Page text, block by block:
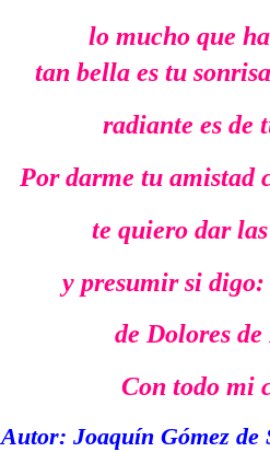
lo mucho que
tan bella es tu
radiante es de
Por darme tu amistad
te quiero dar
y presumir si digo:
de Dolores
Con todo mi
Autor: Joaquín Gómez de